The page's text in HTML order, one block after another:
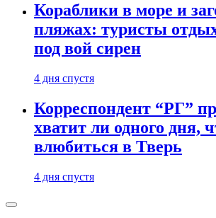
Кораблики в море и
пляжах: туристы
под вой сирен
4 дня спустя
Корреспондент “РГ”
хватит ли одного дня,
влюбиться в Тверь
4 дня спустя